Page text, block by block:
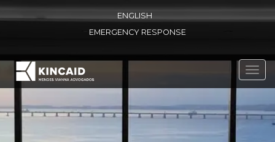
ENGLISH
EMERGENCY RESPONSE